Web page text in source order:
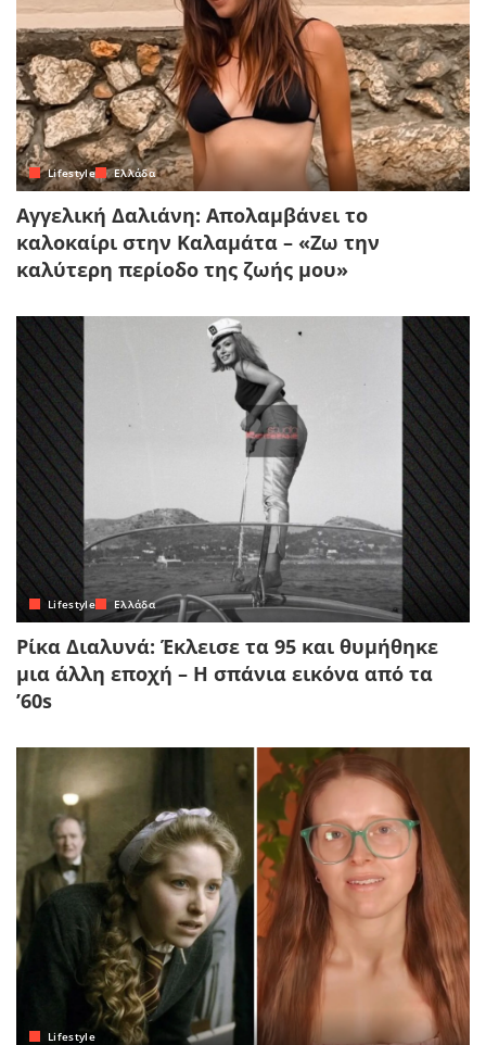
Lifestyle Ελλάδα
Αγγελική Δαλιάνη: Απολαμβάνει το
καλοκαίρι στην Καλαμάτα – «Ζω την
καλύτερη περίοδο της ζωής μου»
Lifestyle Ελλάδα
Ρίκα Διαλυνά: Έκλεισε τα 95 και θυμήθηκε
μια άλλη εποχή – Η σπάνια εικόνα από τα
’60s
Lifestyle